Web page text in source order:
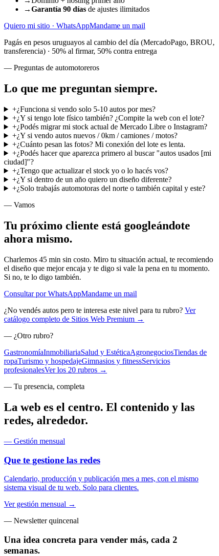
→Garantía 90 días de ajustes ilimitados
Quiero mi sitio · WhatsAppMandame un mail
Pagás en pesos uruguayos al cambio del día (MercadoPago, BROU,
transferencia) · 50% al firmar, 50% contra entrega
— Preguntas de automotoreros
Lo que me preguntan siempre.
+¿Funciona si vendo solo 5-10 autos por mes?
+¿Y si tengo lote físico también? ¿Compite la web con el lote?
+¿Podés migrar mi stock actual de Mercado Libre o Instagram?
+¿Y si vendo autos nuevos / 0km / camiones / motos?
+¿Cuánto pesan las fotos? Mi conexión del lote es lenta.
+¿Podés hacer que aparezca primero al buscar "autos usados [mi
ciudad]"?
+¿Tengo que actualizar el stock yo o lo hacés vos?
+¿Y si dentro de un año quiero un diseño diferente?
+¿Solo trabajás automotoras del norte o también capital y este?
— Vamos
Tu próximo cliente está googleándote
ahora mismo.
Charlemos 45 min sin costo. Miro tu situación actual, te recomiendo
el diseño que mejor encaja y te digo si vale la pena en tu momento.
Si no, te lo digo también.
Consultar por WhatsAppMandame un mail
¿No vendés autos pero te interesa este nivel para tu rubro? Ver
catálogo completo de Sitios Web Premium →
— ¿Otro rubro?
GastronomíaInmobiliariaSalud y EstéticaAgronegociosTiendas de
ropaTurismo y hospedajeGimnasios y fitnessServicios
profesionalesVer los 20 rubros →
— Tu presencia, completa
La web es el centro. El contenido y las
redes, alrededor.
— Gestión mensual
Que te gestione las redes
Calendario, producción y publicación mes a mes, con el mismo
sistema visual de tu web. Solo para clientes.
Ver gestión mensual →
— Newsletter quincenal
Una idea concreta para vender más, cada 2
semanas.